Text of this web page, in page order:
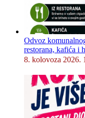
Odvoz
restorana, kafića i
8. kolovoza 2026.